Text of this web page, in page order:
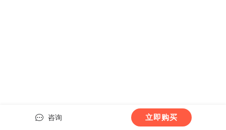
咨询 立即购买